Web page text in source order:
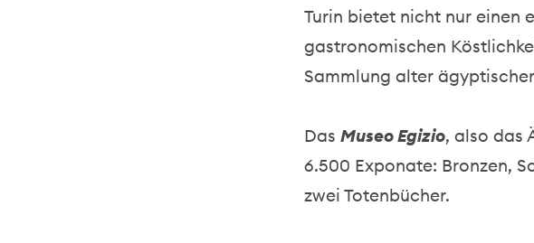
Turin bietet nicht nur einen
gastronomischen
Sammlung alter
Das Museo Egizio, also das
6.500 Exponate: Bronzen,
zwei Totenbücher.